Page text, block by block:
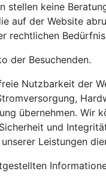
keine
auf der Website
rechtlichen
der Besuchenden.
Nutzbarkeit der
übernehmen. Wir
und
Leistungen